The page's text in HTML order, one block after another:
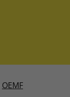
OEMF